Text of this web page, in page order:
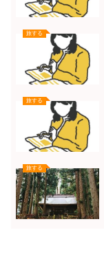
旅する
旅する
旅する